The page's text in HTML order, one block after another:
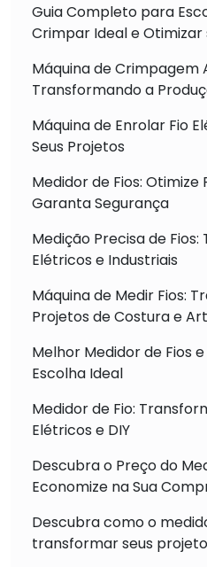
Guia Completo para
Crimpar Ideal e
Máquina de Crimpagem
Transformando a
Máquina de Enrolar Fio
Seus Projetos
Medidor de Fios:
Garanta Segurança
Medição Precisa de
Elétricos e Industriais
Máquina de Medir Fios:
Projetos de Costura e
Melhor Medidor de Fios
Escolha Ideal
Medidor de Fio:
Elétricos e DIY
Descubra o Preço do
Economize na Sua
Descubra como o
transformar seus